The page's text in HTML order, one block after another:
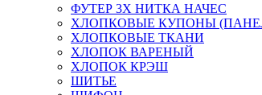
ФУТЕР 3Х НИТКА НАЧЕС
ХЛОПКОВЫЕ КУПОНЫ
ХЛОПКОВЫЕ ТКАНИ
ХЛОПОК ВАРЕНЫЙ
ХЛОПОК КРЭШ
ШИТЬЕ